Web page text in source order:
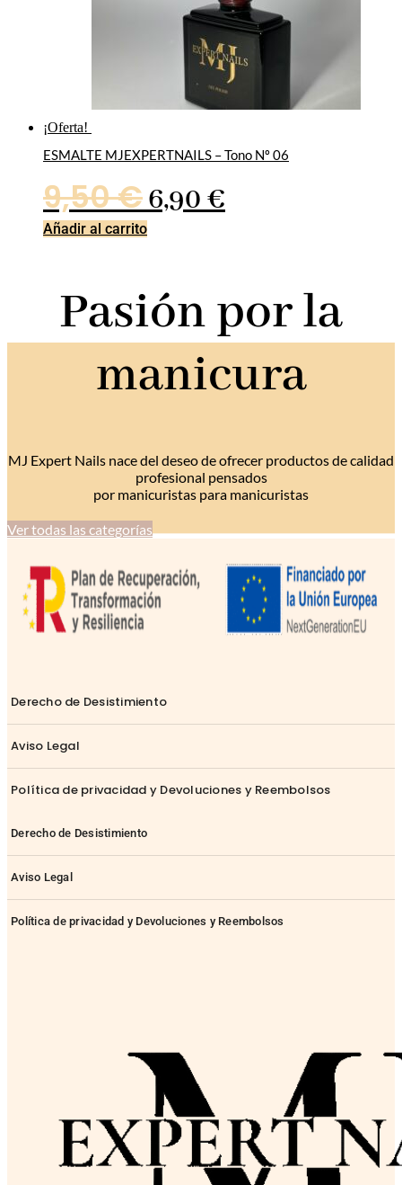
¡Oferta!
ESMALTE MJEXPERTNAILS – Tono Nº 06
9,50€El
era:
9,50 €.
6,90€
es:
6,90 €.
Añadir al carrito
Pasión por la
manicura
MJ Expert Nails nace del deseo de ofrecer productos de calidad
profesional pensados
por manicuristas para manicuristas
Ver todas las categorías
Derecho de Desistimiento
Aviso Legal
Política de privacidad y Devoluciones y Reembolsos
Derecho de Desistimiento
Aviso Legal
Política de privacidad y Devoluciones y Reembolsos